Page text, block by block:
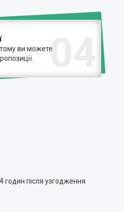
04
ви можете
годин після узгодження